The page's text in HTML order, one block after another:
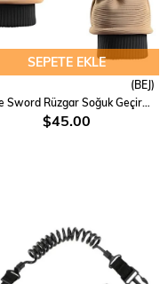
SEPETE EKLE
(BEJ)
$45.00